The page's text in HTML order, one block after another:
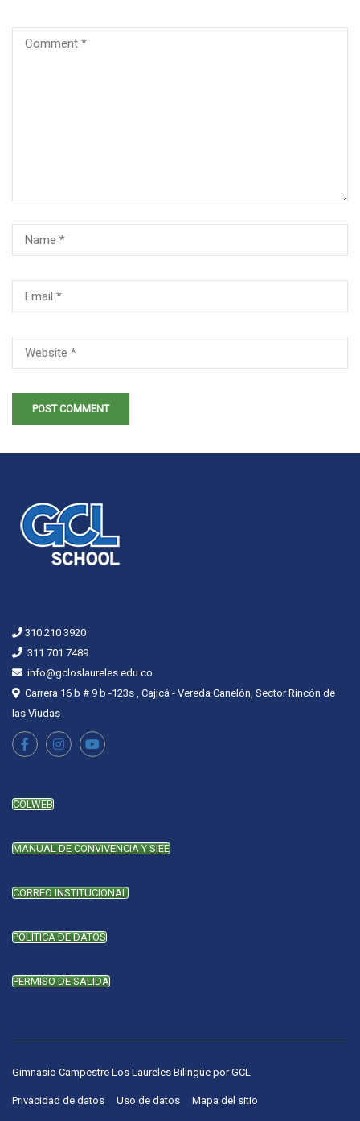
310 210 3920
311 701 7489
info@gcloslaureles.edu.co
Carrera 16 b # 9 b -123s , Cajicá - Vereda Canelón, Sector Rincón de
las Viudas
COLWEB
MANUAL DE CONVIVENCIA Y SIEE
CORREO INSTITUCIONAL
POLÍTICA DE DATOS
PERMISO DE SALIDA
Gimnasio Campestre Los Laureles Bilingüe porGCL
Privacidad de datos Uso de datos Mapa del sitio